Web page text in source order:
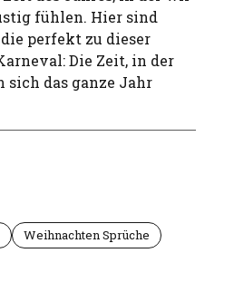
fühlen. Hier sind
perfekt zu dieser
Die Zeit, in der
sich das ganze Jahr
Weihnachten Sprüche